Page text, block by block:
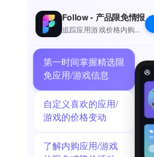
### UNIQUE FEATURES ###
√ Beautiful design
√ Fun to play for everyone
√ Leaderboards
√ Great music track
This application may require
subsequent data transfer charges
may apply.
## Important Message for Parents
This game may include:
Follow - 产品限免情报
追踪应用游戏价格内购波
第一时间掌握精选限
免应用/游戏信息
自定义喜欢的应用/
游戏的价格变动
了解内购应用/游戏